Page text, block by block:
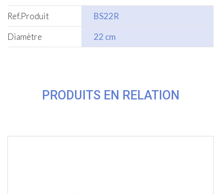
Ref.Produit
BS22R
Diamètre
22 cm
PRODUITS EN RELATION